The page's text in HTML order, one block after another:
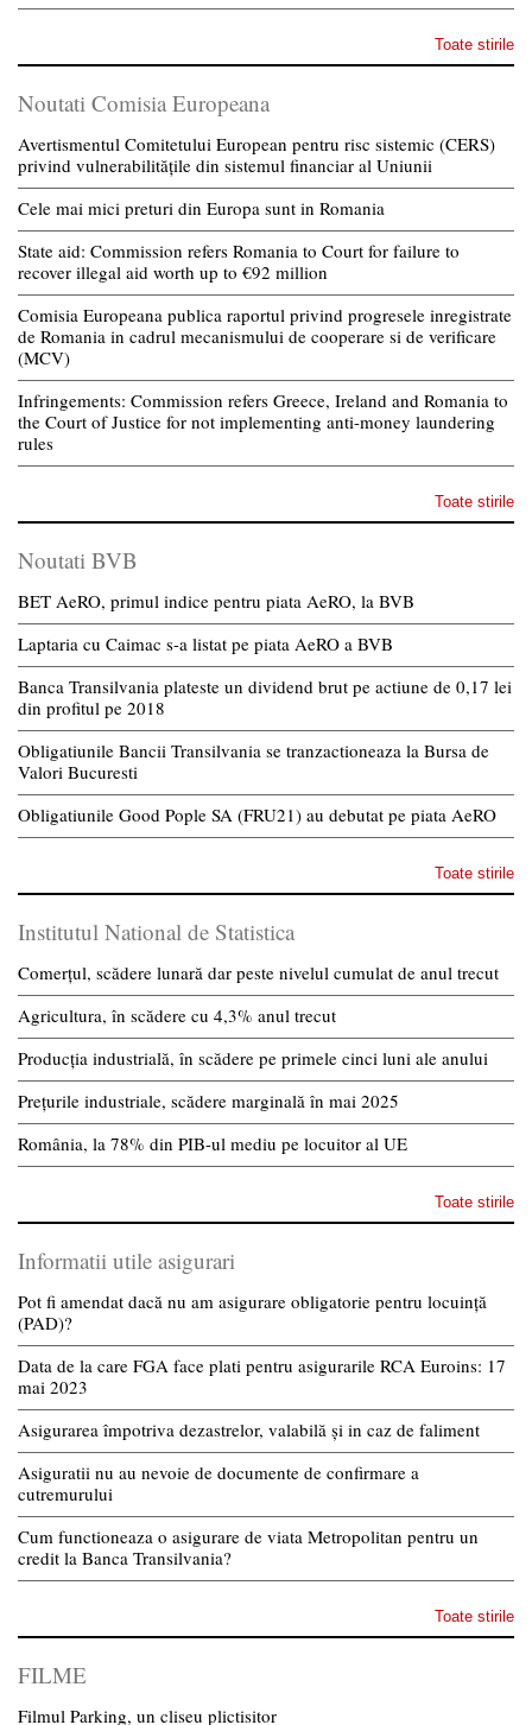
Toate stirile
Noutati Comisia Europeana
Avertismentul Comitetului European pentru risc sistemic (CERS)
privind vulnerabilitățile din sistemul financiar al Uniunii
Cele mai mici preturi din Europa sunt in Romania
State aid: Commission refers Romania to Court for failure to
recover illegal aid worth up to €92 million
Comisia Europeana publica raportul privind progresele inregistrate
de Romania in cadrul mecanismului de cooperare si de verificare
(MCV)
Infringements: Commission refers Greece, Ireland and Romania to
the Court of Justice for not implementing anti-money laundering
rules
Toate stirile
Noutati BVB
BET AeRO, primul indice pentru piata AeRO, la BVB
Laptaria cu Caimac s-a listat pe piata AeRO a BVB
Banca Transilvania plateste un dividend brut pe actiune de 0,17 lei
din profitul pe 2018
Obligatiunile Bancii Transilvania se tranzactioneaza la Bursa de
Valori Bucuresti
Obligatiunile Good Pople SA (FRU21) au debutat pe piata AeRO
Toate stirile
Institutul National de Statistica
Comerțul, scădere lunară dar peste nivelul cumulat de anul trecut
Agricultura, în scădere cu 4,3% anul trecut
Producția industrială, în scădere pe primele cinci luni ale anului
Prețurile industriale, scădere marginală în mai 2025
România, la 78% din PIB-ul mediu pe locuitor al UE
Toate stirile
Informatii utile asigurari
Pot fi amendat dacă nu am asigurare obligatorie pentru locuință
(PAD)?
Data de la care FGA face plati pentru asigurarile RCA Euroins: 17
mai 2023
Asigurarea împotriva dezastrelor, valabilă și in caz de faliment
Asiguratii nu au nevoie de documente de confirmare a
cutremurului
Cum functioneaza o asigurare de viata Metropolitan pentru un
credit la Banca Transilvania?
Toate stirile
FILME
Filmul Parking, un cliseu plictisitor